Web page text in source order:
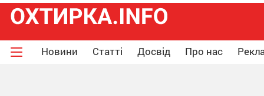
Новини Статті Досвід Про нас